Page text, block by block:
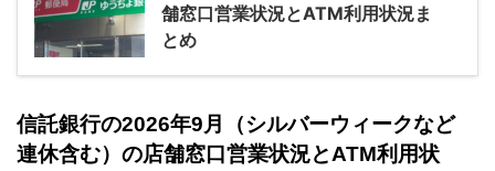
舗窓口営業状況とATM利用状況ま
とめ
信託銀行の2026年9月（シルバーウィークなど
連休含む）の店舗窓口営業状況とATM利用状